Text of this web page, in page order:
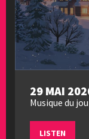
29 MAI
Musique du
LISTEN